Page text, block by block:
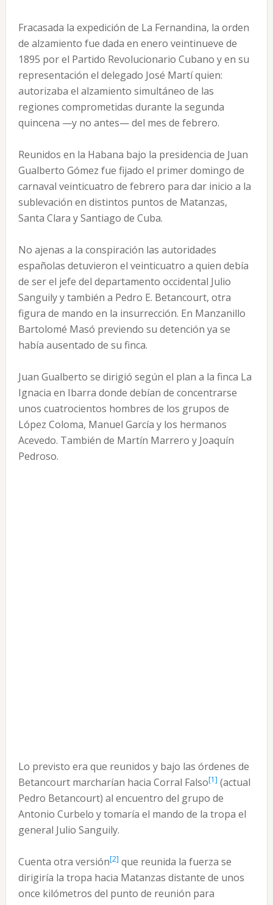
Fracasada la expedición de La Fernandina, la orden
de alzamiento fue dada en enero veintinueve de
1895 por el Partido Revolucionario Cubano y en su
representación el delegado José Martí quien:
autorizaba el alzamiento simultáneo de las
regiones comprometidas durante la segunda
quincena —y no antes— del mes de febrero.
Reunidos en la Habana bajo la presidencia de Juan
Gualberto Gómez fue fijado el primer domingo de
carnaval veinticuatro de febrero para dar inicio a la
sublevación en distintos puntos de Matanzas,
Santa Clara y Santiago de Cuba.
No ajenas a la conspiración las autoridades
españolas detuvieron el veinticuatro a quien debía
de ser el jefe del departamento occidental Julio
Sanguily y también a Pedro E. Betancourt, otra
figura de mando en la insurrección. En Manzanillo
Bartolomé Masó previendo su detención ya se
había ausentado de su finca.
Juan Gualberto se dirigió según el plan a la finca La
Ignacia en Ibarra donde debían de concentrarse
unos cuatrocientos hombres de los grupos de
López Coloma, Manuel García y los hermanos
Acevedo. También de Martín Marrero y Joaquín
Pedroso.
Lo previsto era que reunidos y bajo las órdenes de
Betancourt marcharían hacia Corral Falso[1] (actual
Pedro Betancourt) al encuentro del grupo de
Antonio Curbelo y tomaría el mando de la tropa el
general Julio Sanguily.
Cuenta otra versión[2] que reunida la fuerza se
dirigiría la tropa hacia Matanzas distante de unos
once kilómetros del punto de reunión para